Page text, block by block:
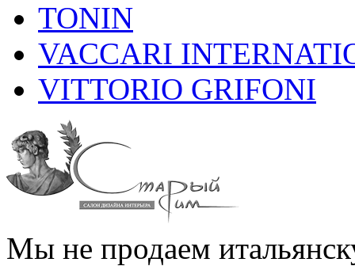
TONIN
VACCARI
VITTORIO GRIFONI
Мы не продаем